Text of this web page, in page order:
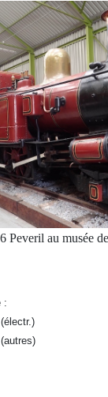
Peveril au musée
: